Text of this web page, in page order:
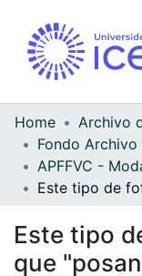
Home
Este tipo
que